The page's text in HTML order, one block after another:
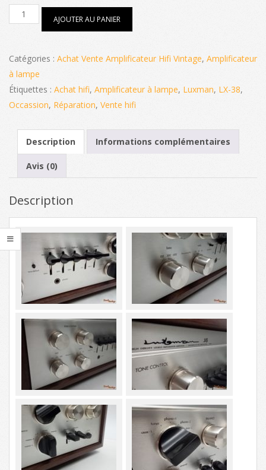
quantité
Amplificateur
LX-
38
(Import)
AJOUTER AU PANIER
Catégories : Achat Vente Amplificateur Hifi Vintage, Amplificateur
à lampe
Étiquettes : Achat hifi, Amplificateur à lampe, Luxman, LX-38,
Occassion, Réparation, Vente hifi
Description Informations complémentaires
Avis (0)
Description